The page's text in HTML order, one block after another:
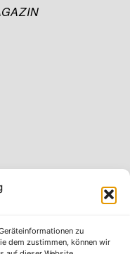
zu
dem zustimmen, können wir
Dann ist unser
Die beiden
erfahren Sie